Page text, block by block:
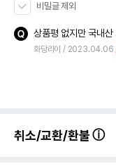
비밀글 제외
화당리이 2023.04.06
취소/교환/환불